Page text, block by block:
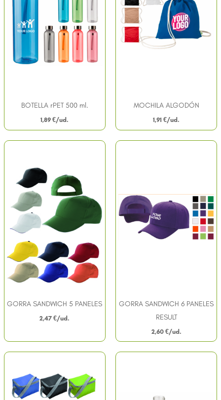
BOTELLA rPET 500 ml.
1,89 €
MOCHILA ALGODÓN
1,91 €
GORRA SANDWICH 5 PANELES
2,47 €
GORRA SANDWICH 6 PANELES
RESULT
2,60 €